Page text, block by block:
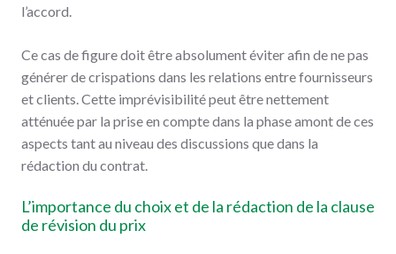
l’accord.
Ce cas de figure doit être absolument éviter afin de ne pas
générer de crispations dans les relations entre fournisseurs
et clients. Cette imprévisibilité peut être nettement
atténuée par la prise en compte dans la phase amont de ces
aspects tant au niveau des discussions que dans la
rédaction du contrat.
L’importance du choix et de la rédaction de la clause
de révision du prix